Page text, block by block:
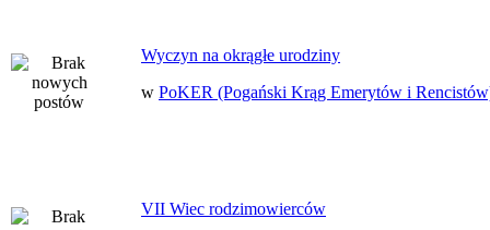
Wyczyn na okrągłe urodziny
w PoKER (Pogański Krąg Emerytów i
VII Wiec rodzimowierców